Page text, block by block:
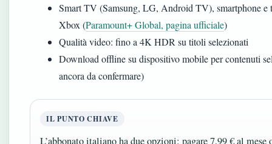
Smart TV (Samsung, LG, Android TV), smartphone
Xbox (Paramount+ Global, pagina ufficiale)
Qualità video: fino a 4K HDR su titoli selezionati
Download offline su dispositivo mobile per contenuti
ancora da confermare)
IL PUNTO CHIAVE
L’abbonato italiano ha due opzioni: pagare 7,99 € al mese